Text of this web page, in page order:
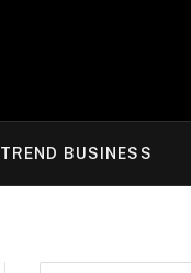
TREND BUSINESS